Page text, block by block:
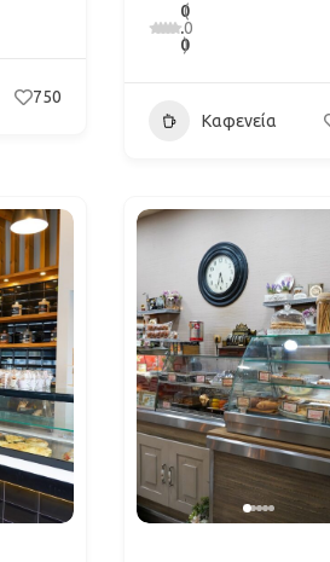
750
0
.
0
(
0
)
Καφενεία